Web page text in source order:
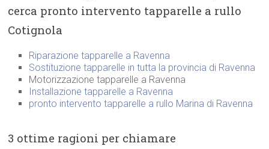
cerca pronto intervento tapparelle a rullo
Cotignola
Riparazione tapparelle a Ravenna
Sostituzione tapparelle in tutta la provincia di Ravenna
Motorizzazione tapparelle a Ravenna
Installazione tapparelle a Ravenna
pronto intervento tapparelle a rullo Marina di Ravenna
3 ottime ragioni per chiamare